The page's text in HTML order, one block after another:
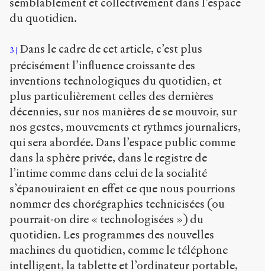
semblablement et collectivement dans l’espace
du quotidien.
3
Dans le cadre de cet article, c’est plus
précisément l’influence croissante des
inventions technologiques du quotidien, et
plus particulièrement celles des dernières
décennies, sur nos manières de se mouvoir, sur
nos gestes, mouvements et rythmes journaliers,
qui sera abordée. Dans l’espace public comme
dans la sphère privée, dans le registre de
l’intime comme dans celui de la socialité
s’épanouiraient en effet ce que nous pourrions
nommer des chorégraphies technicisées (ou
pourrait-on dire « technologisées ») du
quotidien. Les programmes des nouvelles
machines du quotidien, comme le téléphone
intelligent, la tablette et l’ordinateur portable,